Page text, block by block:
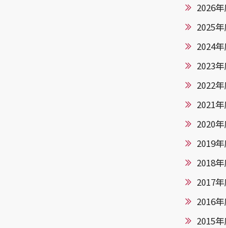
2026
2025
2024
2023
2022
2021
2020
2019
2018
2017
2016
2015